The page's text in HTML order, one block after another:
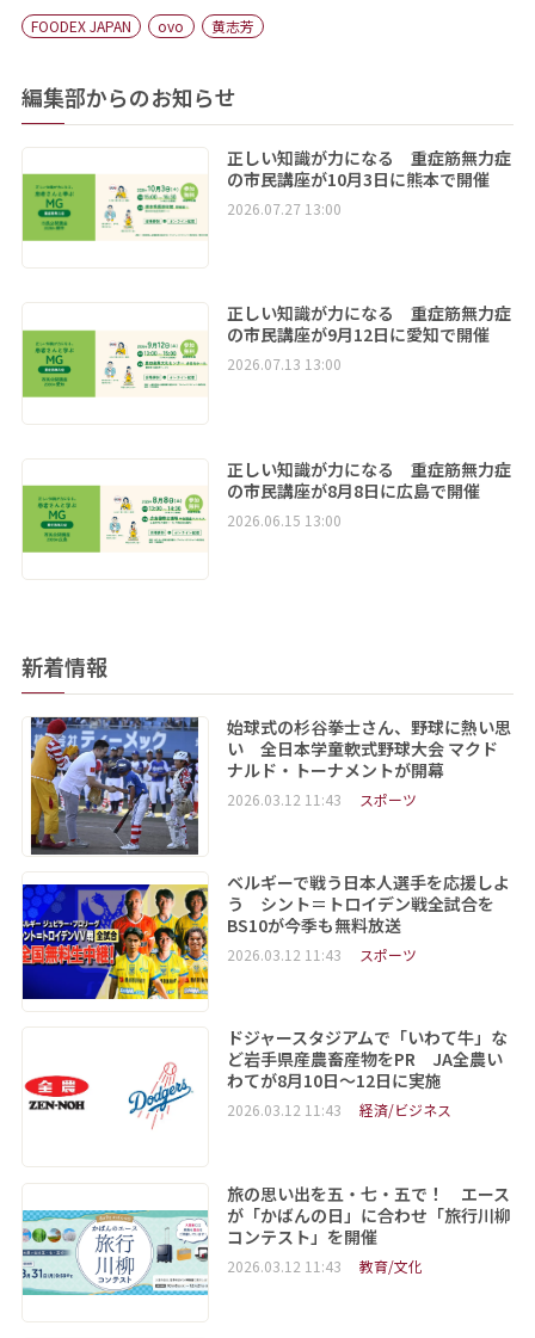
FOODEX JAPAN ovo 黄志芳
編集部からのお知らせ
正しい知識が力になる 重症筋無力症
の市民講座が10月3日に熊本で開催
2026.07.27 13:00
正しい知識が力になる 重症筋無力症
の市民講座が9月12日に愛知で開催
2026.07.13 13:00
正しい知識が力になる 重症筋無力症
の市民講座が8月8日に広島で開催
2026.06.15 13:00
新着情報
始球式の杉谷拳士さん、野球に熱い思
い 全日本学童軟式野球大会 マクド
ナルド・トーナメントが開幕
2026.03.12 11:43 スポーツ
ベルギーで戦う日本人選手を応援しよ
う シント＝トロイデン戦全試合を
BS10が今季も無料放送
2026.03.12 11:43 スポーツ
ドジャースタジアムで「いわて牛」な
ど岩手県産農畜産物をPR JA全農い
わてが8月10日～12日に実施
2026.03.12 11:43 経済/ビジネス
旅の思い出を五・七・五で！ エース
が「かばんの日」に合わせ「旅行川柳
コンテスト」を開催
2026.03.12 11:43 教育/文化